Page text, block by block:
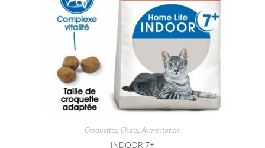
Croquettes, Chats,Alimentation
INDOOR 7+